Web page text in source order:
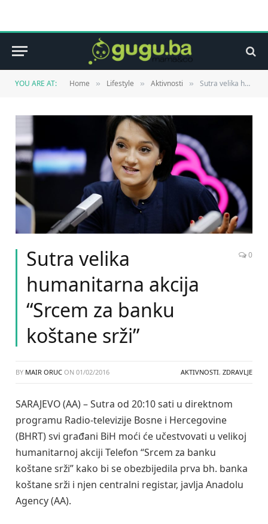
YOU ARE AT: Home » Lifestyle » Aktivnosti » Sutra velika humanitarna akcija “Srcem za banku koštane srži”
Sutra velika
humanitarna akcija
“Srcem za banku
koštane srži”
0
BY MAIR ORUC ON 01/02/2016 AKTIVNOSTI, ZDRAVLJE
SARAJEVO (AA) – Sutra od 20:10 sati u direktnom
programu Radio-televizije Bosne i Hercegovine
(BHRT) svi građani BiH moći će učestvovati u velikoj
humanitarnoj akciji Telefon “Srcem za banku
koštane srži” kako bi se obezbijedila prva bh. banka
koštane srži i njen centralni registar, javlja Anadolu
Agency (AA).